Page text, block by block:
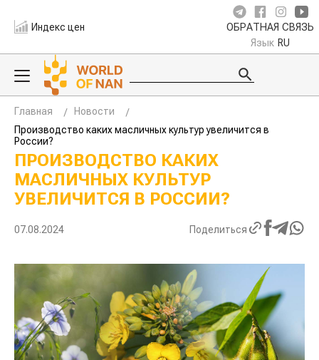
Индекс цен ОБРАТНАЯ СВЯЗЬ
Язык RU
Главная
Новости
Производство каких масличных культур увеличится в
России?
ПРОИЗВОДСТВО КАКИХ
МАСЛИЧНЫХ КУЛЬТУР
УВЕЛИЧИТСЯ В РОССИИ?
07.08.2024 Поделиться